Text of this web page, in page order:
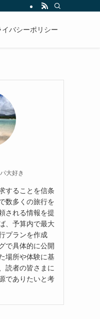
イバシーポリシー
大好き
することを信条
数多くの旅行を
される情報を提
、予算内で最大
プランを作成
で具体的に公開
場所や体験に基
読者の皆さまに
でありたいと考